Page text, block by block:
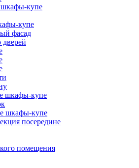
купе
купе
фасад
дверей
шкафы-купе
шкафы-купе
посередине
помещения